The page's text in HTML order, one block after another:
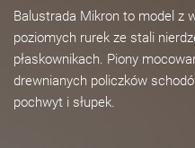
Balustrada Mikron to model z
poziomych rurek ze stali
płaskownikach. Piony
drewnianych policzków
pochwyt i słupek.